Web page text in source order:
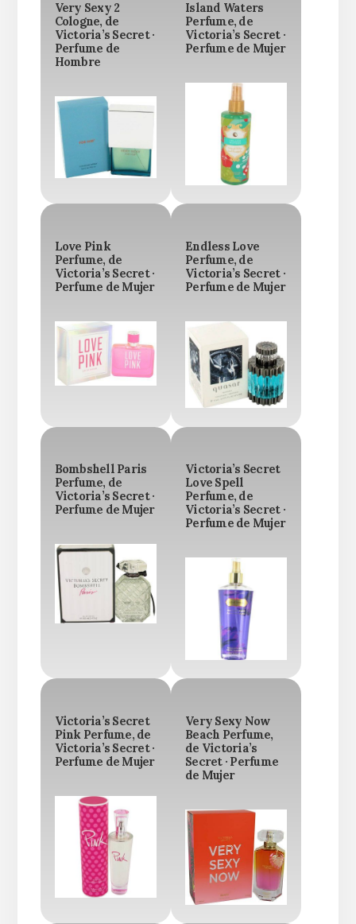
Very Sexy 2
Cologne, de
Victoria’s Secret ·
Perfume de
Hombre
Island Waters
Perfume, de
Victoria’s Secret ·
Perfume de Mujer
Love Pink
Perfume, de
Victoria’s Secret ·
Perfume de Mujer
Endless Love
Perfume, de
Victoria’s Secret ·
Perfume de Mujer
Bombshell Paris
Perfume, de
Victoria’s Secret ·
Perfume de Mujer
Victoria’s Secret
Love Spell
Perfume, de
Victoria’s Secret ·
Perfume de Mujer
Victoria’s Secret
Pink Perfume, de
Victoria’s Secret ·
Perfume de Mujer
Very Sexy Now
Beach Perfume,
de Victoria’s
Secret · Perfume
de Mujer